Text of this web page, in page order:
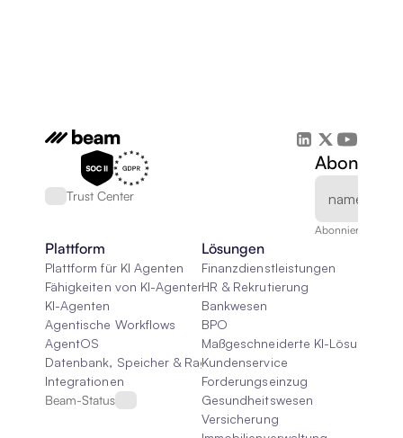
Trust Center
Abonnieren Sie
Plattform
Plattform für KI Agenten
Fähigkeiten von KI-Agenten
KI-Agenten
Agentische Workflows
AgentOS
Datenbank, Speicher & Rag
Integrationen
Beam-Status
Lösungen
Finanzdienstleistungen
HR & Rekrutierung
Bankwesen
BPO
Maßgeschneiderte KI-Lösungen
Kundenservice
Forderungseinzug
Gesundheitswesen
Versicherung